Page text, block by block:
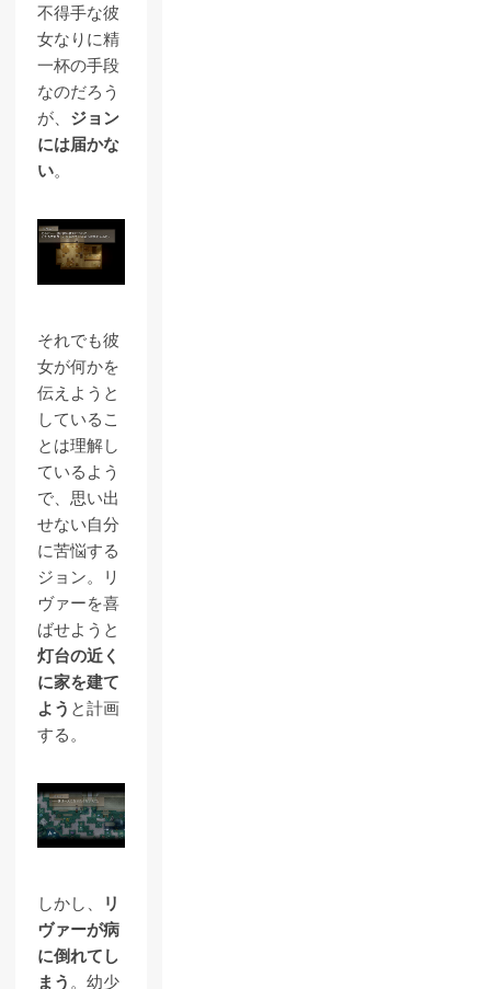
不得手な彼
女なりに精
一杯の手段
なのだろう
が、 ジョン
には届かな
い。
それでも彼
女が何かを
伝えようと
しているこ
とは理解し
ているよう
で、思い出
せない自分
に苦悩する
ジョン。リ
ヴァーを喜
ばせようと
灯台の近く
に家を建て
よう と計画
する。
しかし、
リ
ヴァーが病
に倒れてし
まう 。幼少